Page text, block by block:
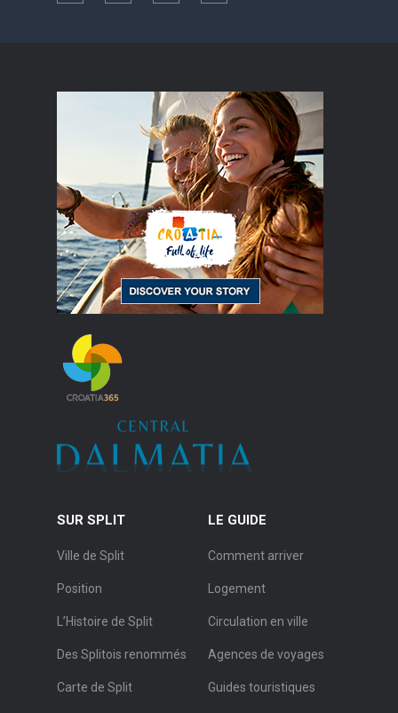
SUR SPLIT
Ville de Split
Position
L’Histoire de Split
Des Splitois renommés
Carte de Split
LE GUIDE
Comment arriver
Logement
Circulation en ville
Agences de voyages
Guides touristiques